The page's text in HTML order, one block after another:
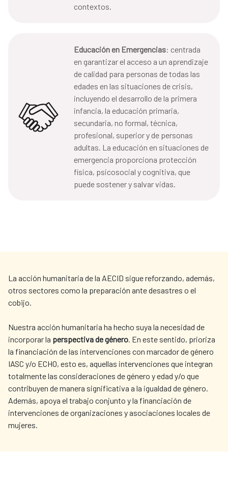
contextos.
Educación en Emergencias: centrada
en garantizar el acceso a un aprendizaje
de calidad para personas de todas las
edades en las situaciones de crisis,
incluyendo el desarrollo de la primera
infancia, la educación primaria,
secundaria, no formal, técnica,
profesional, superior y de personas
adultas. La educación en situaciones de
emergencia proporciona protección
física, psicosocial y cognitiva, que
puede sostener y salvar vidas.
La acción humanitaria de la AECID sigue reforzando, además,
otros sectores como la preparación ante desastres o el
cobijo.
Nuestra acción humanitaria ha hecho suya la necesidad de
incorporar la perspectiva de género. En este sentido, prioriza
la financiación de las intervenciones con marcador de género
IASC y/o ECHO, esto es, aquellas intervenciones que integran
totalmente las consideraciones de género y edad y/o que
contribuyen de manera significativa a la igualdad de género.
Además, apoya el trabajo conjunto y la financiación de
intervenciones de organizaciones y asociaciones locales de
mujeres.